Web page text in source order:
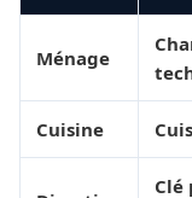
Ménage
Cuisine
Clé